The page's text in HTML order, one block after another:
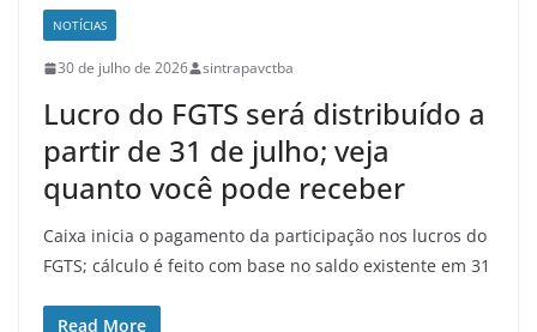
NOTÍCIAS
30 de julho de 2026 sintrapavctba
Lucro do FGTS será distribuído a
partir de 31 de julho; veja
quanto você pode receber
Caixa inicia o pagamento da participação nos lucros do
FGTS; cálculo é feito com base no saldo existente em 31
Read More